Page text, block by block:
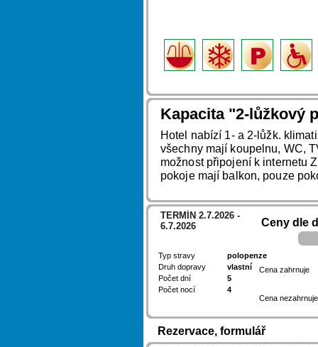
Kapacita "2-lůžkový
Hotel nabízí 1- a 2-lůžk.
všechny mají koupelnu, WC,
možnost připojení k internetu
pokoje mají balkon, pouze
TERMÍN 2.7.2026 -
6.7.2026
Typ stravy
polopenze
Druh dopravy
vlastní
Počet dní
5
Počet nocí
4
Ceny dle
Cena zahrnuje
Cena nezahrnuje
Rezervace, formulář